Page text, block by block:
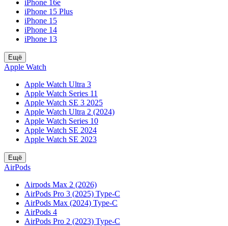
iPhone 16e
iPhone 15 Plus
iPhone 15
iPhone 14
iPhone 13
Ещё
Apple Watch
Apple Watch Ultra 3
Apple Watch Series 11
Apple Watch SE 3 2025
Apple Watch Ultra 2 (2024)
Apple Watch Series 10
Apple Watch SE 2024
Apple Watch SE 2023
Ещё
AirPods
Airpods Max 2 (2026)
AirPods Pro 3 (2025) Type-C
AirPods Max (2024) Type-C
AirPods 4
AirPods Pro 2 (2023) Type-C